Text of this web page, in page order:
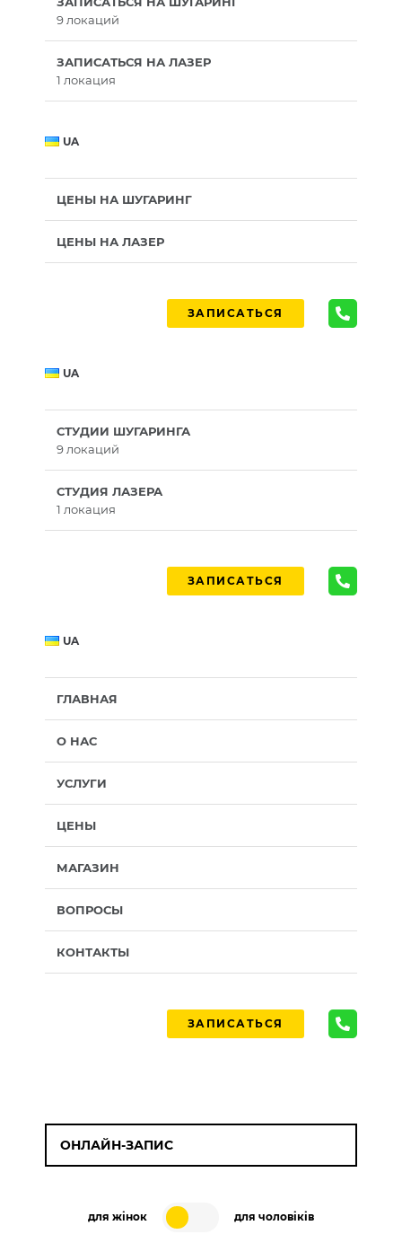
9 локаций
ЗАПИСАТЬСЯ НА ЛАЗЕР
1 локация
UA
ЦЕНЫ НА ШУГАРИНГ
ЦЕНЫ НА ЛАЗЕР
ЗАПИСАТЬСЯ
UA
СТУДИИ ШУГАРИНГА
9 локаций
СТУДИЯ ЛАЗЕРА
1 локация
ЗАПИСАТЬСЯ
UA
ГЛАВНАЯ
О НАС
УСЛУГИ
ЦЕНЫ
МАГАЗИН
ВОПРОСЫ
КОНТАКТЫ
ЗАПИСАТЬСЯ
ОНЛАЙН-ЗАПИС
для жінок для чоловіків